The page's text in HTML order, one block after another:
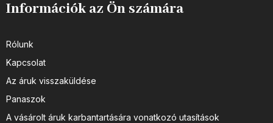
Információk az Ön számára
Rólunk
Kapcsolat
Az áruk visszaküldése
Panaszok
A vásárolt áruk karbantartására vonatkozó utasítások